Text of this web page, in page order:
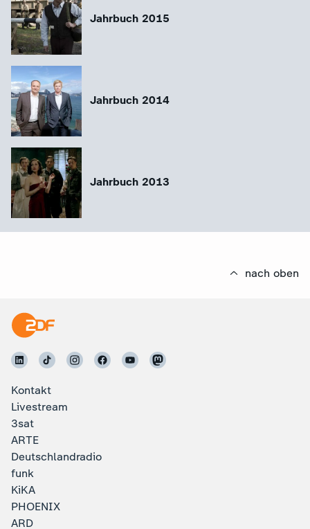
Das Jahr im Rückblick 2016
Jahrbuch 2015
Jahrbuch 2014
Jahrbuch 2013
nach oben
Kontakt
Livestream
3sat
ARTE
Deutschlandradio
funk
KiKA
PHOENIX
ARD